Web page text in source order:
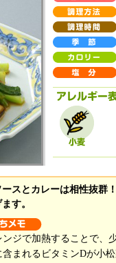
スとカレーは相性抜群
す。
ンジで加熱することで、
含まれるビタミンDが小